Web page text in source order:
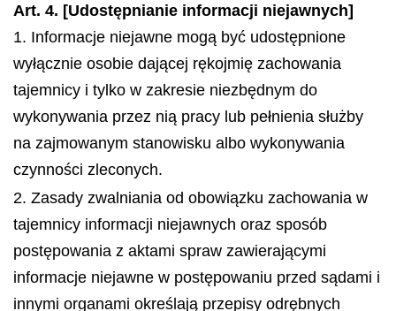
Art. 4. [Udostępnianie informacji niejawnych]
1. Informacje niejawne mogą być udostępnione
wyłącznie osobie dającej rękojmię zachowania
tajemnicy i tylko w zakresie niezbędnym do
wykonywania przez nią pracy lub pełnienia służby
na zajmowanym stanowisku albo wykonywania
czynności zleconych.
2. Zasady zwalniania od obowiązku zachowania w
tajemnicy informacji niejawnych oraz sposób
postępowania z aktami spraw zawierającymi
informacje niejawne w postępowaniu przed sądami i
innymi organami określają przepisy odrębnych